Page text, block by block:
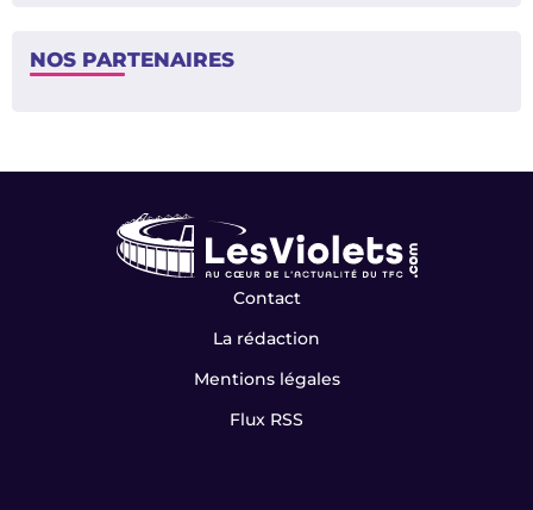
NOS PARTENAIRES
Contact
La rédaction
Mentions légales
Flux RSS